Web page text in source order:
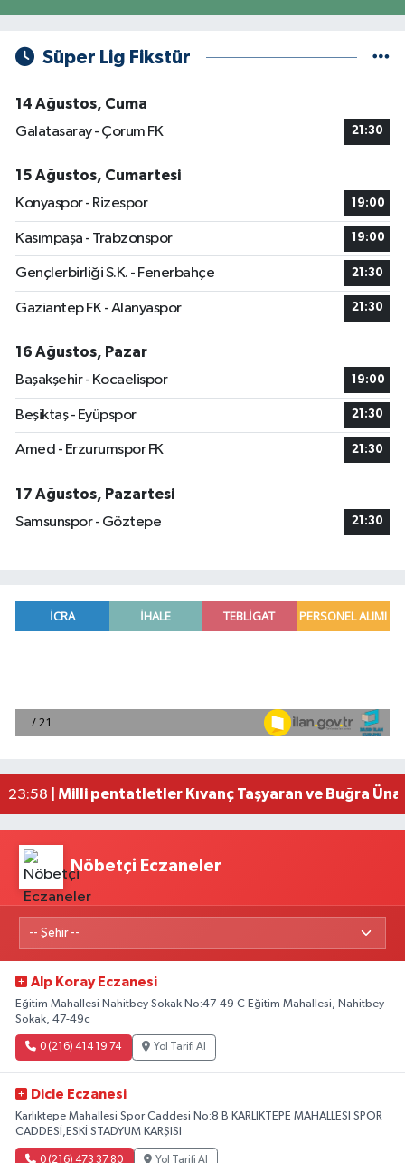
Süper Lig Fikstür
14 Ağustos, Cuma
Galatasaray - Çorum FK
21:30
15 Ağustos, Cumartesi
Konyaspor - Rizespor
19:00
Kasımpaşa - Trabzonspor 19:00
Gençlerbirliği S.K. - Fenerbahçe 21:30
Gaziantep FK - Alanyaspor 21:30
16 Ağustos, Pazar
Başakşehir - Kocaelispor
19:00
Beşiktaş - Eyüpspor 21:30
Amed - Erzurumspor FK 21:30
17 Ağustos, Pazartesi
Samsunspor - Göztepe
21:30
00:39 |
Mersin'de uyuşturucu operasyonunda 190
23:58 | Milli pentatletler Kıvanç Taşyaran ve Buğra
Nöbetçi Eczaneler
Alp Koray Eczanesi
Eğitim Mahallesi Nahitbey Sokak No:47-49 C Eğitim Mahallesi, Nahitbey
Sokak, 47-49c
0 (216) 414 19 74 Yol Tarifi Al
Dicle Eczanesi
Karlıktepe Mahallesi Spor Caddesi No:8 B KARLIKTEPE MAHALLESİ SPOR
CADDESİ,ESKİ STADYUM KARŞISI
0 (216) 473 37 80 Yol Tarifi Al